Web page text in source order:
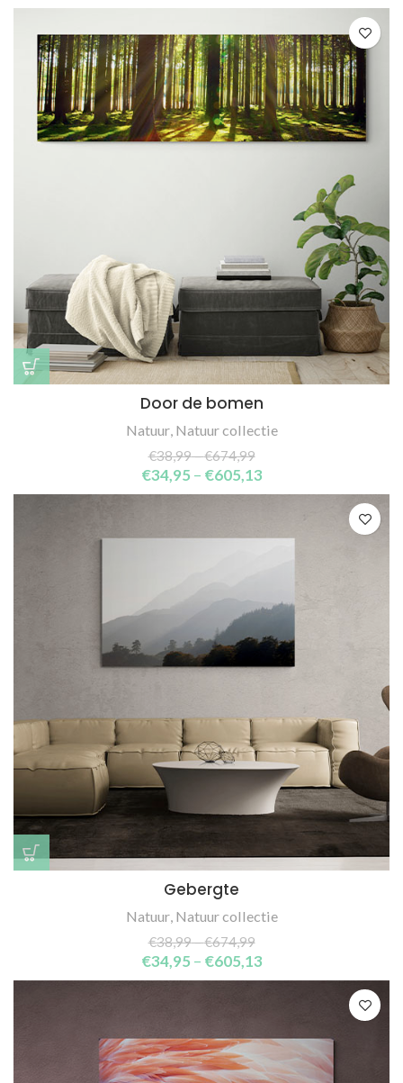
Door de bomen
Natuur, Natuur collectie
€38,99–€674,99
€34,95 – €605,13
Gebergte
Natuur, Natuur collectie
€38,99–€674,99
€34,95 – €605,13